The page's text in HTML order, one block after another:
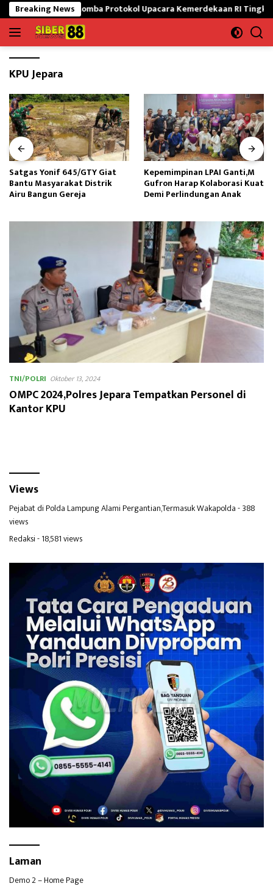
Langsung
ke
konten
Breaking News
Siap Ikuti Lomba Protokol Upacara Kemerdekaan RI Tingkat
KPU Jepara
Satgas Yonif 645/GTY Giat
Bantu Masyarakat Distrik
Airu Bangun Gereja ‎
Kepemimpinan LPAI Ganti,M
Gufron Harap Kolaborasi Kuat
Demi Perlindungan Anak
TNI/POLRI Oktober 13, 2024
OMPC 2024,Polres Jepara Tempatkan Personel di
Kantor KPU
Views
Pejabat di Polda Lampung Alami Pergantian,Termasuk Wakapolda- 388
views
Redaksi- 18,581 views
Laman
Demo 2 – Home Page